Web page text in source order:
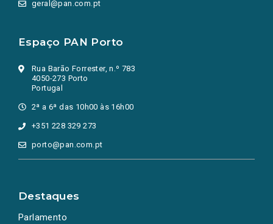
geral@pan.com.pt
Espaço PAN Porto
Rua Barão Forrester, n.º 783
4050-273 Porto
Portugal
2ª a 6ª das 10h00 às 16h00
+351 228 329 273
porto@pan.com.pt
Destaques
Parlamento